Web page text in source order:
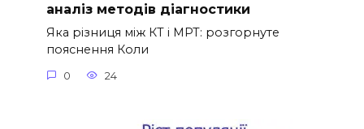
аналіз методів діагностики
Яка різниця між КТ і МРТ: розгорнуте
пояснення Коли
0 24